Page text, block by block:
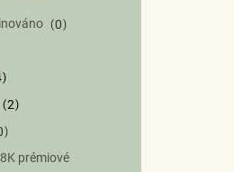
0
2
prémiové